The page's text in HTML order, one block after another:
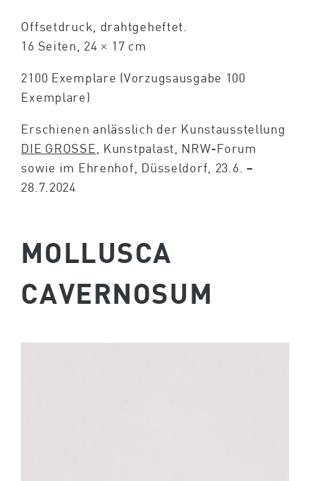
Offsetdruck, drahtgeheftet.
16 Seiten, 24 × 17 cm
2100 Exemplare (Vorzugsausgabe 100
Exemplare)
Erschienen anlässlich der Kunstausstellung
DIE GROSSE , Kunstpalast, NRW-Forum
sowie im Ehrenhof, Düsseldorf, 23.6. –
28.7.2024
MOLLUSCA
CAVERNOSUM